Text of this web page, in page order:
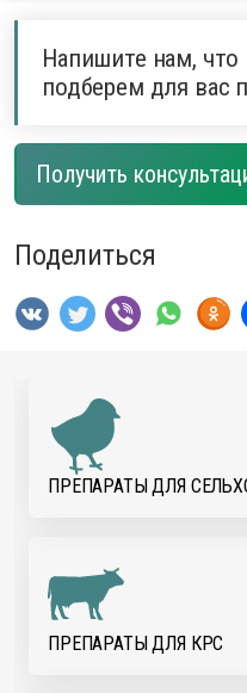
Напишите нам,
подберем для вас
Получить
Поделиться
ПРЕПАРАТЫ ДЛЯ
ПРЕПАРАТЫ ДЛЯ КРС